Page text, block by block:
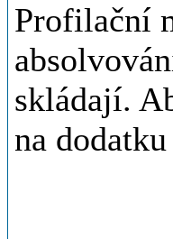
Profilační
skládají.
na